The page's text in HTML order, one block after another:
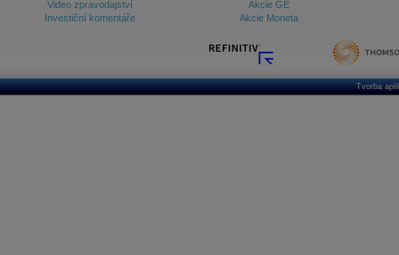
Video zpravodajství
Investiční komentáře
Akcie GE
Akcie Moneta
Tvorba